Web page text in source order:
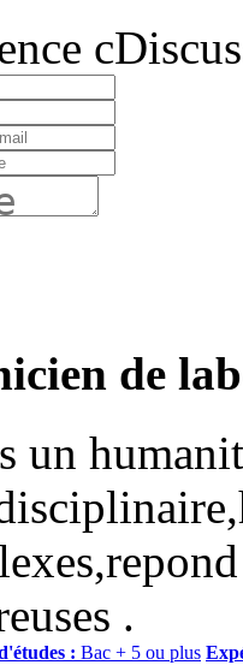
de
un
.
: Bac + 5 ou plus